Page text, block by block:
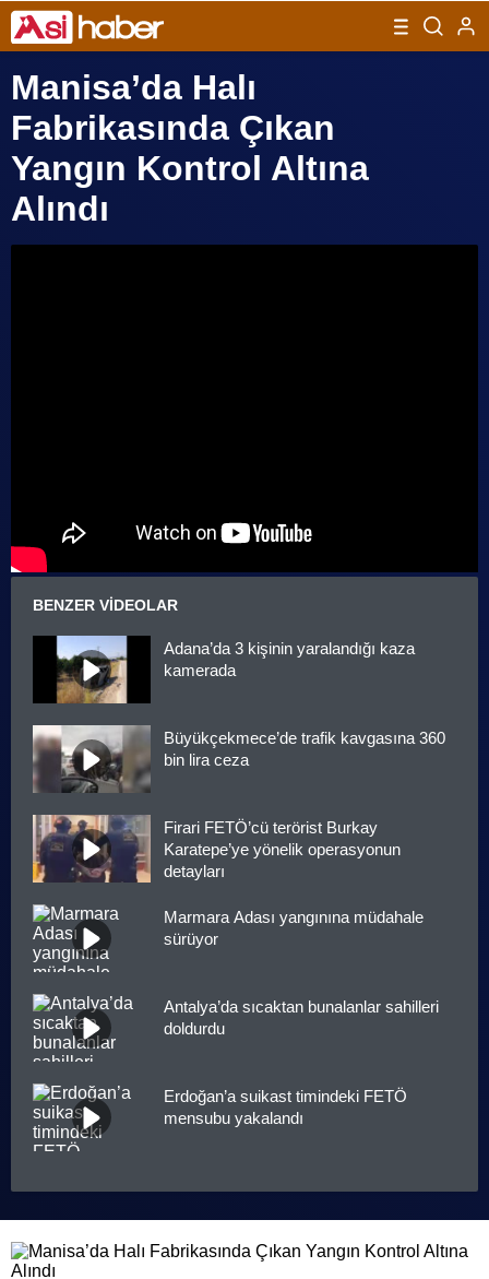
Manisa’da Halı
Fabrikasında Çıkan
Yangın Kontrol Altına
Alındı
BENZER VIDEOLAR
Adana’da 3 kişinin yaralandığı kaza
kamerada
Büyükçekmece’de trafik kavgasına 360
bin lira ceza
Firari FETÖ’cü terörist Burkay
Karatepe’ye yönelik operasyonun
detayları
Marmara Adası yangınına müdahale
sürüyor
Antalya’da sıcaktan bunalanlar sahilleri
doldurdu
Erdoğan’a suikast timindeki FETÖ
mensubu yakalandı